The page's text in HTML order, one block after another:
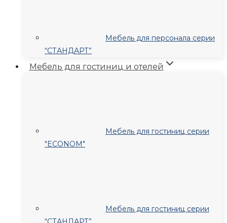
Мебель для персонала серии
“СТАНДАРТ”
Мебель для гостиниц и отелей
Мебель для гостиниц серии
"ECONOM"
Мебель для гостиниц серии